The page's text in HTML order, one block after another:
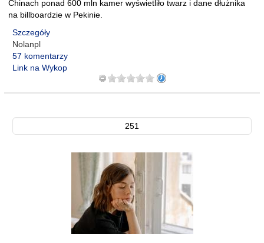
Chinach ponad 600 mln kamer wyświetliło twarz i dane dłużnika
na billboardzie w Pekinie.
Szczegóły
Nolanpl
57 komentarzy
Link na Wykop
251